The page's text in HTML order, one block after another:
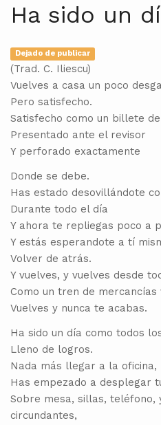
Ha sido un
Dejado de publicar
(Trad. C. Iliescu)
Vuelves a casa un poco
Pero satisfecho.
Satisfecho como un billete
Presentado ante el revisor
Y perforado exactamente
Donde se debe.
Has estado desovillándote
Durante todo el día
Y ahora te repliegas poco a
Y estás esperandote a tí
Volver de atrás.
Y vuelves, y vuelves desde
Como un tren de mercancías
Vuelves y nunca te acabas.
Ha sido un día como todos
Lleno de logros.
Nada más llegar a la oficina,
Has empezado a desplegar
Sobre mesa, sillas, teléfono,
circundantes,